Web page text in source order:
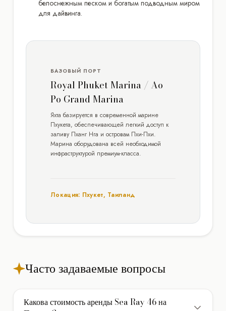
белоснежным песком и богатым подводным миром
для дайвинга.
БАЗОВЫЙ ПОРТ
Royal Phuket Marina / Ao
Po Grand Marina
Яхта базируется в современной марине
Пхукета, обеспечивающей легкий доступ к
заливу Пханг Нга и островам Пхи-Пхи.
Марина оборудована всей необходимой
инфраструктурой премиум-класса.
Локация: Пхукет, Таиланд
Часто задаваемые вопросы
Какова стоимость аренды Sea Ray 46 на